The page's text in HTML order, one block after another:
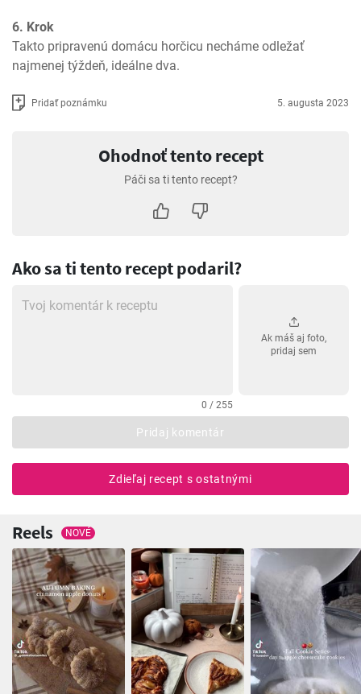
6. Krok
Takto pripravenú domácu horčicu necháme odležať
najmenej týždeň, ideálne dva.
Pridať poznámku 5. augusta 2023
Ohodnoť tento recept
Páči sa ti tento recept?
Ako sa ti tento recept podaril?
0 / 255
Ak máš aj foto,
pridaj sem
Pridaj komentár
Zdieľaj recept s ostatnými
Reels NOVÉ